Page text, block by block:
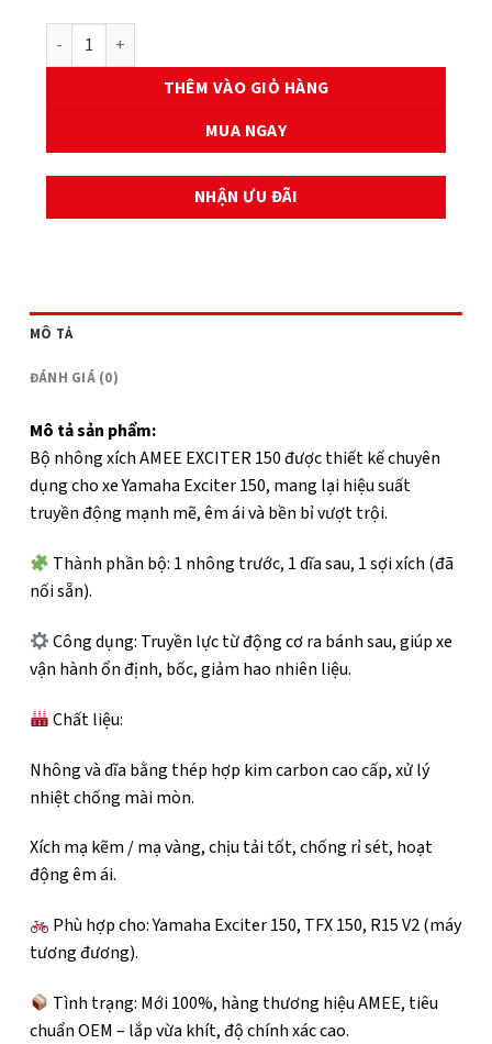
BỘ NHÔNG XÍCH AME EXCITER 150 số lượng
THÊM VÀO GIỎ HÀNG
MUA NGAY
NHẬN ƯU ĐÃI
MÔ TẢ
ĐÁNH GIÁ (0)
Mô tả sản phẩm:
Bộ nhông xích AMEE EXCITER 150 được thiết kế chuyên
dụng cho xe Yamaha Exciter 150, mang lại hiệu suất
truyền động mạnh mẽ, êm ái và bền bỉ vượt trội.
Thành phần bộ: 1 nhông trước, 1 dĩa sau, 1 sợi xích (đã
nối sẵn).
Công dụng: Truyền lực từ động cơ ra bánh sau, giúp xe
vận hành ổn định, bốc, giảm hao nhiên liệu.
Chất liệu:
Nhông và dĩa bằng thép hợp kim carbon cao cấp, xử lý
nhiệt chống mài mòn.
Xích mạ kẽm / mạ vàng, chịu tải tốt, chống rỉ sét, hoạt
động êm ái.
Phù hợp cho: Yamaha Exciter 150, TFX 150, R15 V2 (máy
tương đương).
Tình trạng: Mới 100%, hàng thương hiệu AMEE, tiêu
chuẩn OEM – lắp vừa khít, độ chính xác cao.